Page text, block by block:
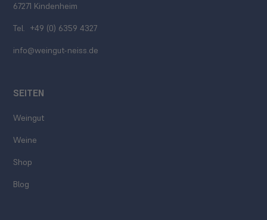
67271 Kindenheim
Tel. +49 (0) 6359 4327
info@weingut-neiss.de
SEITEN
Weingut
Weine
Shop
Blog